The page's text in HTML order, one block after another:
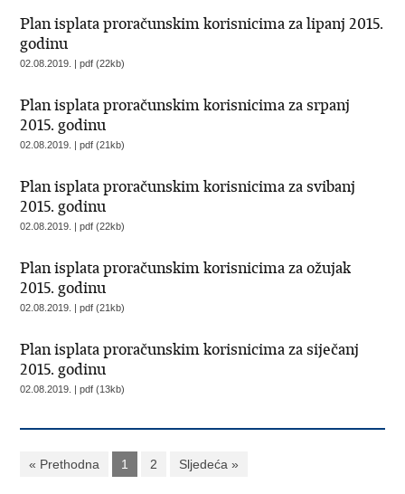
Plan isplata proračunskim korisnicima za lipanj 2015.
godinu
02.08.2019. | pdf (22kb)
Plan isplata proračunskim korisnicima za srpanj
2015. godinu
02.08.2019. | pdf (21kb)
Plan isplata proračunskim korisnicima za svibanj
2015. godinu
02.08.2019. | pdf (22kb)
Plan isplata proračunskim korisnicima za ožujak
2015. godinu
02.08.2019. | pdf (21kb)
Plan isplata proračunskim korisnicima za siječanj
2015. godinu
02.08.2019. | pdf (13kb)
« Prethodna 1 2 Sljedeća »